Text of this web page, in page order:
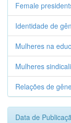
Female
Identidade de
Mulheres na
Mulheres
Relações de
Data de